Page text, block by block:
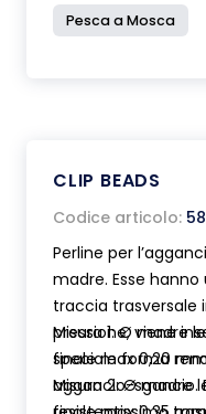
Pesca a Mosca
CLIP BEADS
Codice articolo:
Perline per
madre. Esse
traccia trasversale
pressione, viene
speciale forma
aggancio-sgancio.
Misura 1: Ø madre
finale max 0,20
Misura 2: Ø madre